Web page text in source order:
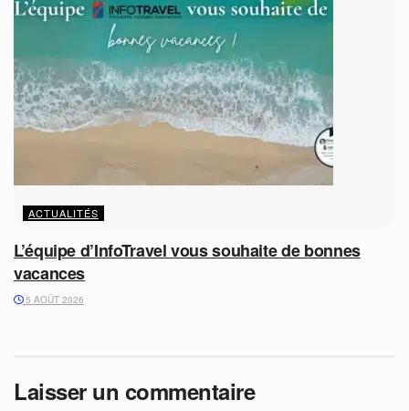
ACTUALITÉS
L’équipe d’InfoTravel vous souhaite de bonnes
vacances
5 AOÛT 2026
Laisser un commentaire